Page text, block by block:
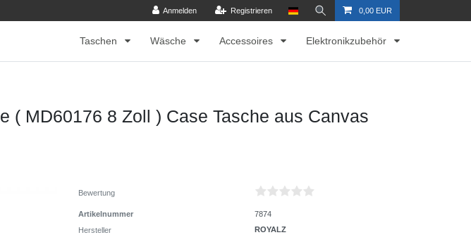
Anmelden Registrieren 0,00 EUR
Taschen Wäsche Accessoires Elektronikzubehör
( MD60176 8 Zoll ) Case Tasche aus Canvas
Bewertung
Artikelnummer
7874
Hersteller
ROYALZ